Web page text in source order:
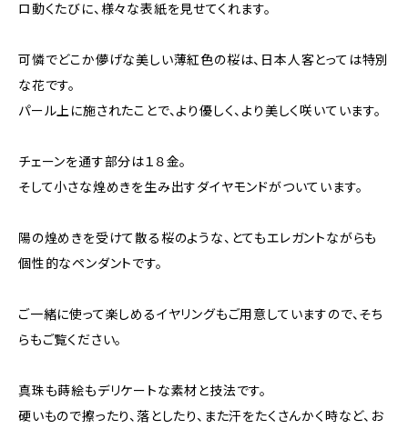
ロ動くたびに、様々な表紙を見せてくれます。
可憐でどこか儚げな美しい薄紅色の桜は、日本人客とっては特別
な花です。
パール上に施されたことで、より優しく、より美しく咲いています。
チェーンを通す部分は１８金。
そして小さな煌めきを生み出すダイヤモンドがついています。
陽の煌めきを受けて散る桜のような、とてもエレガントながらも
個性的なペンダントです。
ご一緒に使って楽しめるイヤリングもご用意していますので、そち
らもご覧ください。
真珠も蒔絵もデリケートな素材と技法です。
硬いもので擦ったり、落としたり、また汗をたくさんかく時など、お